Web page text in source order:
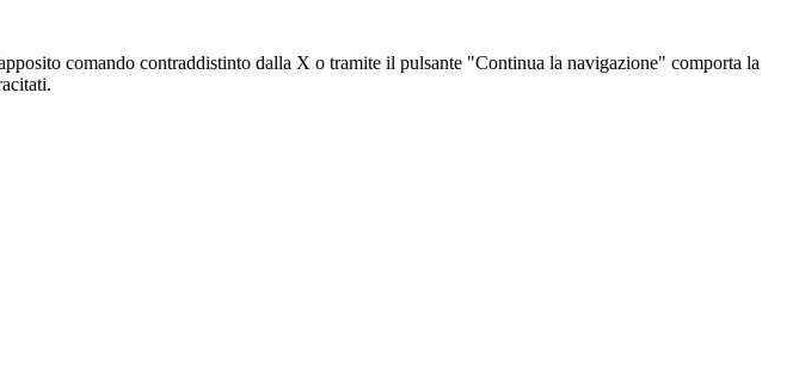
comando contraddistinto dalla X o tramite il pulsante "Continua la navigazione" comporta la